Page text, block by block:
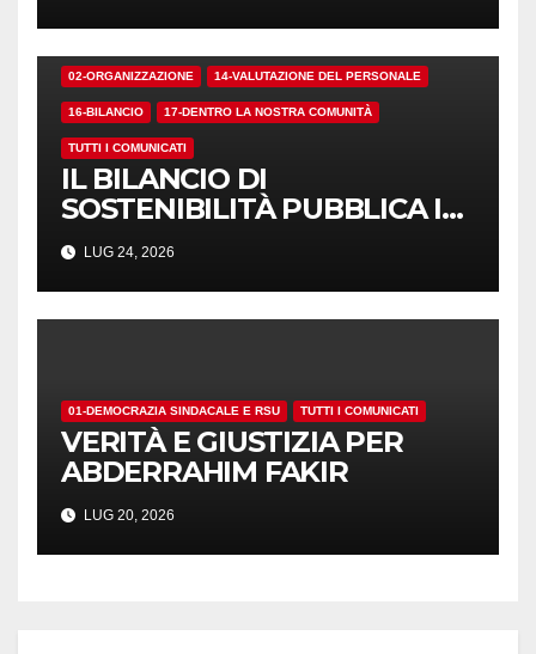
02-ORGANIZZAZIONE 14-VALUTAZIONE DEL PERSONALE
16-BILANCIO 17-DENTRO LA NOSTRA COMUNITÀ
TUTTI I COMUNICATI
IL BILANCIO DI
SOSTENIBILITÀ PUBBLICA I
NUMERI. MA I CRITERI?
LUG 24, 2026
01-DEMOCRAZIA SINDACALE E RSU TUTTI I COMUNICATI
VERITÀ E GIUSTIZIA PER
ABDERRAHIM FAKIR
LUG 20, 2026